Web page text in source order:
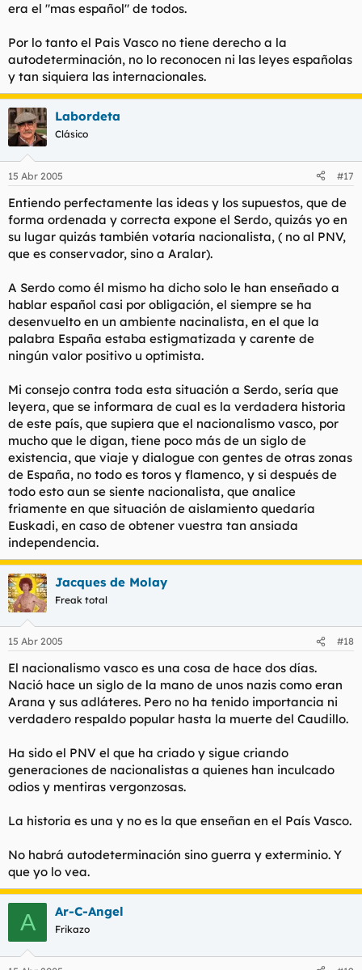
era el "mas español" de todos.
Por lo tanto el Pais Vasco no tiene derecho a la
autodeterminación, no lo reconocen ni las leyes españolas
y tan siquiera las internacionales.
Labordeta
Clásico
15 Abr 2005 #17
Entiendo perfectamente las ideas y los supuestos, que de
forma ordenada y correcta expone el Serdo, quizás yo en
su lugar quizás también votaría nacionalista, ( no al PNV,
que es conservador, sino a Aralar).
A Serdo como él mismo ha dicho solo le han enseñado a
hablar español casi por obligación, el siempre se ha
desenvuelto en un ambiente nacinalista, en el que la
palabra España estaba estigmatizada y carente de
ningún valor positivo u optimista.
Mi consejo contra toda esta situación a Serdo, sería que
leyera, que se informara de cual es la verdadera historia
de este país, que supiera que el nacionalismo vasco, por
mucho que le digan, tiene poco más de un siglo de
existencia, que viaje y dialogue con gentes de otras zonas
de España, no todo es toros y flamenco, y si después de
todo esto aun se siente nacionalista, que analice
friamente en que situación de aislamiento quedaría
Euskadi, en caso de obtener vuestra tan ansiada
independencia.
Jacques de Molay
Freak total
15 Abr 2005 #18
El nacionalismo vasco es una cosa de hace dos días.
Nació hace un siglo de la mano de unos nazis como eran
Arana y sus adláteres. Pero no ha tenido importancia ni
verdadero respaldo popular hasta la muerte del Caudillo.
Ha sido el PNV el que ha criado y sigue criando
generaciones de nacionalistas a quienes han inculcado
odios y mentiras vergonzosas.
La historia es una y no es la que enseñan en el País Vasco.
No habrá autodeterminación sino guerra y exterminio. Y
que yo lo vea.
A Ar-C-Angel
Frikazo